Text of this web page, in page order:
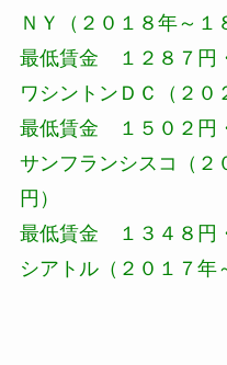
ＮＹ（２０１８年～
最低賃金 １２８７
ワシントンＤＣ（２０
最低賃金 １５０２
サンフランシスコ（２
円）
最低賃金 １３４８
シアトル（２０１７年